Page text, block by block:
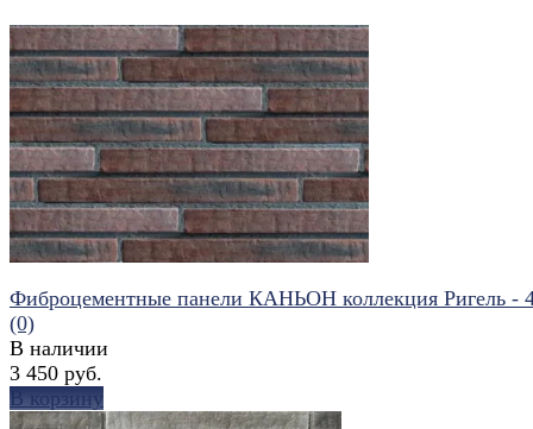
Фиброцементные панели КАНЬОН коллекция Ригель -
(0)
В наличии
3 450 руб.
В корзину